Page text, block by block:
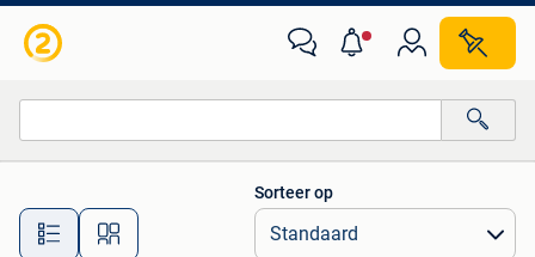
Alle afstanden…
Sorteer op